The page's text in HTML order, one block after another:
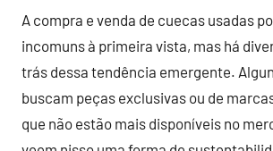
A compra e venda de cuecas usadas
incomuns à primeira vista, mas há
trás dessa tendência emergente.
buscam peças exclusivas ou de
que não estão mais disponíveis no